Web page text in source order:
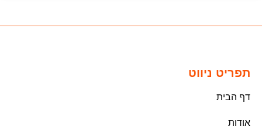
תפריט ניווט
דף הבית
אודות